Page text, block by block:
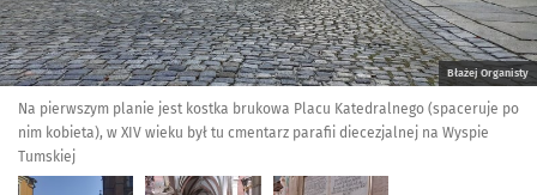
Błażej Organisty
Na pierwszym planie jest kostka brukowa Placu Katedralnego (spaceruje po
nim kobieta), w XIV wieku był tu cmentarz parafii diecezjalnej na Wyspie
Tumskiej